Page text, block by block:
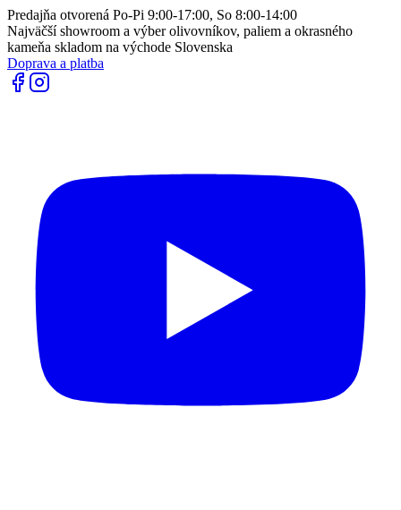
Predajňa otvorená Po-Pi 9:00-17:00, So 8:00-14:00
Najväčší showroom a výber olivovníkov, paliem a okrasného
kameňa skladom na východe Slovenska
Doprava a platba